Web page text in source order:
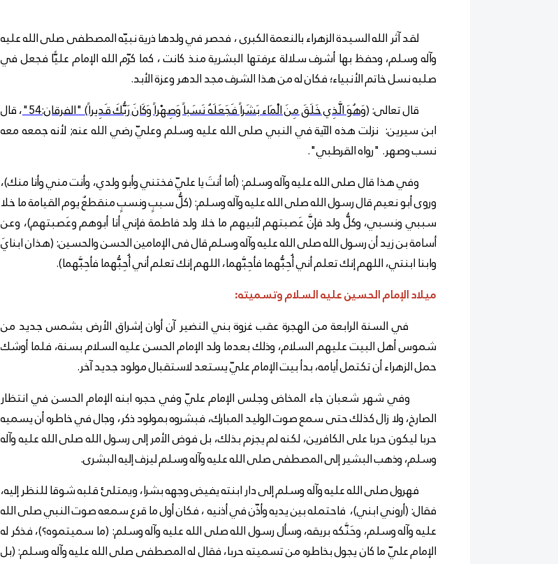
لقد آثر الله السيدة الزهراء بالنعمة الكبرى ، فحصر في ولدها ذرية نبيّه المصطفى صلى الله عليه
وآله وسلم، وحفظ بها أشرف سلالة عرفتها البشرية منذ كانت ، كما كرّم الله الإمام عليًّا فجعل في
صلبه نسل خاتم الأنبياء؛ فكان له من هذا الشرف مجد الدهر وعزة الأبد.
قال تعالى: (وَهُوَ الَّذِي خَلَقَ مِنَ الْمَاء بَشَراً فَجَعَلَهُ نَسَباً وَصِهْراً وَكَانَ رَبُّكَ قَدِيراً) "الفرقان:54"
، قال
ابن سيرين: نزلت هذه الآية في النبي صلى الله عليه وسلم وعليّ رضي الله عنه; لأنه جمعه معه
نسب وصهر. "رواه القرطبي".
وفي هذا قال صلى الله عليه وآله وسلم: (أما أنتَ يا عليّ فختني وأبو ولدي، وأنت مني وأنا منك)،
وروى أبو نعيم قال رسول الله صلى الله عليه وآله وسلم: (كلُّ سببٍ ونسبٍ منقطعٌ يوم القيامة ما خلا
سببي ونسبي، وكلُّ ولد فإنَّ عَصبتهم لأبيهم ما خلا ولد فاطمة فإني أنا أبوهم وعَصبتهم)، وعن
أسامة بن زيد أن رسول الله صلى الله عليه وآله وسلم قال فى الإمامين الحسن والحسين: (هذان ابنايَ
وابنا ابنتي، اللهم إنك تعلم أني أُحِبُّهما فأحِبَّهما، اللهم إنك تعلم أني أُحِبُّهما فأحِبَّهما).
ميلاد الإمام الحسين عليه السلام وتسميته:
في السنة الرابعة من الهجرة عقب غزوة بني النضير آن أوان إشراق الأرض بشمس جديد من
شموس أهل البيت عليهم السلام، وذلك بعدما ولد الإمام الحسن عليه السلام بسنة، فلما أوشك
حمل الزهراء أن تكتمل أيامه، بدأ بيت الإمام عليّ يستعد لاستقبال مولود جديد آخر.
وفي شهر شعبان جاء المخاض وجلس الإمام عليّ وفي حجره ابنه الإمام الحسن في انتظار
الصارخ، ولا زال كذلك حتى سمع صوت الوليد المبارك، فبشروه بمولود ذكر، وجال في خاطره أن يسميه
حربا ليكون حربا على الكافرين، لكنه لم يجزم بذلك، بل فوض الأمر إلى رسول الله صلى الله عليه وآله
وسلم، وذهب البشير إلى المصطفى صلى الله عليه وآله وسلم ليزف إليه البشرى.
فهرول صلى الله عليه وآله وسلم إلى دار ابنته يفيض وجهه بشرا، ويمتلئ قلبه شوقا للنظر إليه،
فقال: (أروني ابني)، فاحتمله بين يديه وأذّن في أذنيه ، فكان أول ما قرع سمعه صوت النبي صلى الله
عليه وآله وسلم، وحَنَّكه بريقه، وسأل رسول الله صلى الله عليه وآله وسلم: (ما سميتموه؟)، فذكر له
الإمام عليّ ما كان يجول بخاطره من تسميته حربا، فقال له المصطفى صلى الله عليه وآله وسلم: (بل